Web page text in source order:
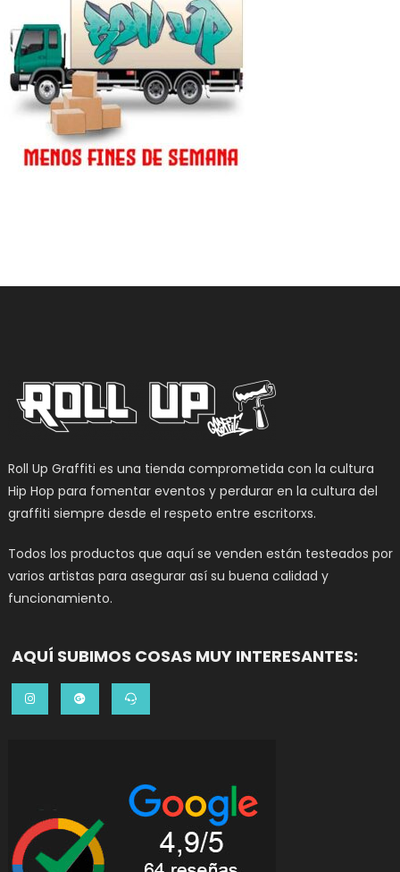
Roll Up Graffiti es una tienda comprometida con la cultura
Hip Hop para fomentar eventos y perdurar en la cultura del
graffiti siempre desde el respeto entre escritorxs.
Todos los productos que aquí se venden están testeados por
varios artistas para asegurar así su buena calidad y
funcionamiento.
AQUÍ SUBIMOS COSAS MUY INTERESANTES: